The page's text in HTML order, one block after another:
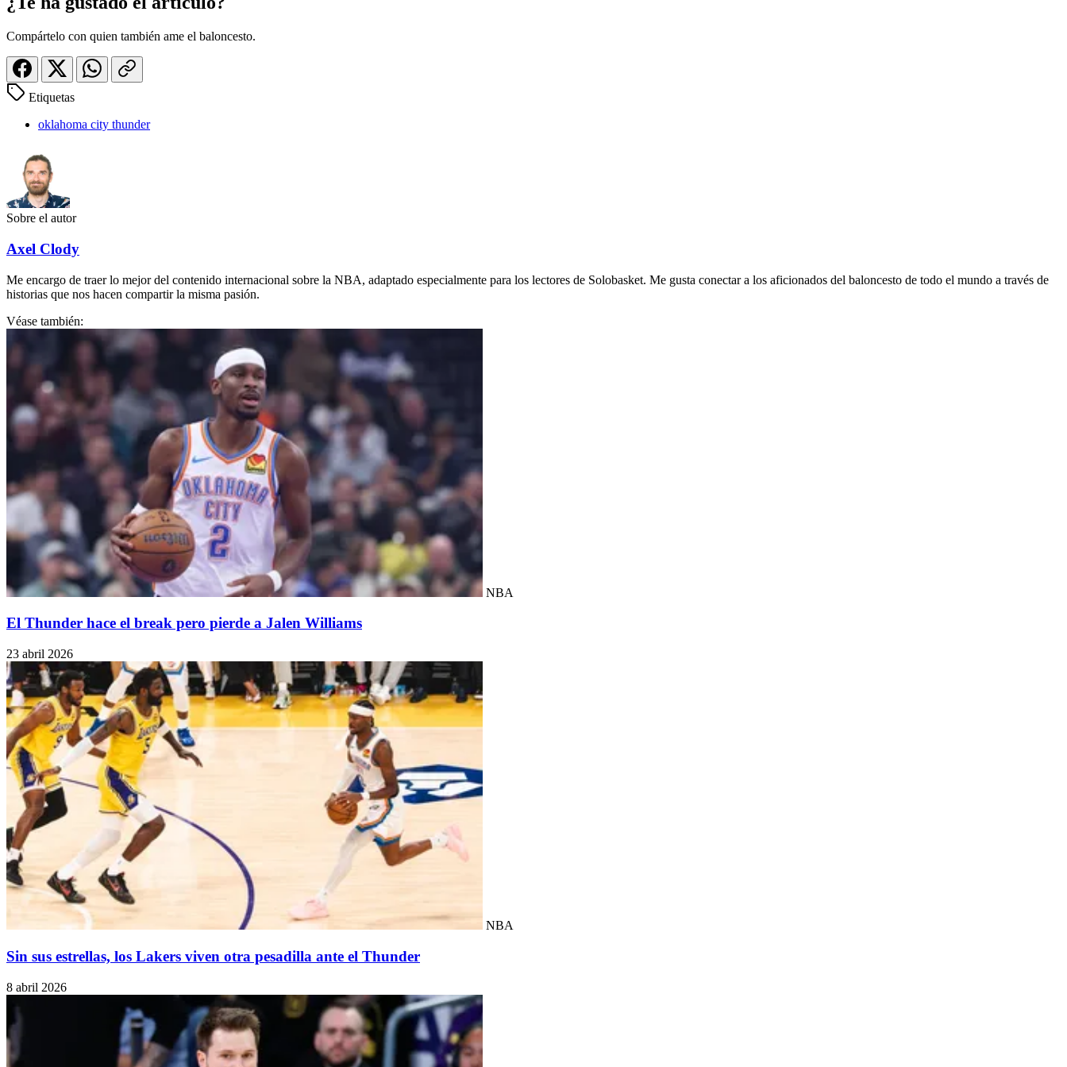
Compártelo con quien también ame el baloncesto.
Etiquetas
oklahoma city thunder
Sobre el autor
Axel Clody
Me encargo de traer lo mejor del contenido internacional sobre la NBA, adaptado especialmente para los lectores de Solobasket. Me gusta conectar a los aficionados del baloncesto de todo el mundo a través de
historias que nos hacen compartir la misma pasión.
Véase también:
NBA
El Thunder hace el break pero pierde a Jalen Williams
23 abril 2026
NBA
Sin sus estrellas, los Lakers viven otra pesadilla ante el Thunder
8 abril 2026